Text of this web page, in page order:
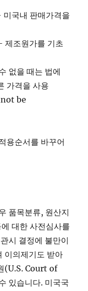
국내 판매가격을
조원가를 기초
없을 때는 법에
가격을 사용
be
용순서를 바꾸어
품목분류, 원산지
대한 사전심사를
시 결정에 불만이
이의제기도 받아
(U.S. Court of
있습니다. 미국국